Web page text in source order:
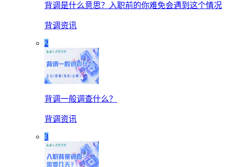
背调是什么意思？入职前的你难免会遇到这个情况
背调资讯
2
背调一般调查什么？
背调资讯
3